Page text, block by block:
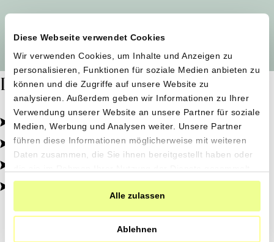
Diese Webseite verwendet Cookies
Wir verwenden Cookies, um Inhalte und Anzeigen zu
personalisieren, Funktionen für soziale Medien anbieten zu
können und die Zugriffe auf unsere Website zu
analysieren. Außerdem geben wir Informationen zu Ihrer
Verwendung unserer Website an unsere Partner für soziale
Medien, Werbung und Analysen weiter. Unsere Partner
führen diese Informationen möglicherweise mit weiteren
Daten zusammen, die Sie ihnen bereitgestellt haben oder
haben.
Alle zulassen
Ablehnen
Dafür stehen wir
Pestizidfrei angebaut, schonend verarbeitet.
Natürliche Zutaten, echter Geschmack.
Von kleinen Höfen, direkt zu dir.
100% transparent, 0% Zusatzstoffe.